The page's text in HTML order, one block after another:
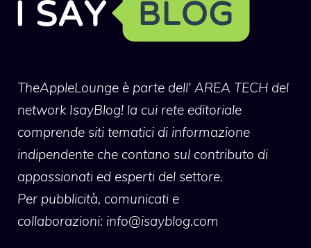
TheAppleLounge è parte dell' AREA TECH del
network IsayBlog! la cui rete editoriale
comprende siti tematici di informazione
indipendente che contano sul contributo di
appassionati ed esperti del settore.
Per pubblicità, comunicati e
collaborazioni: info@isayblog.com